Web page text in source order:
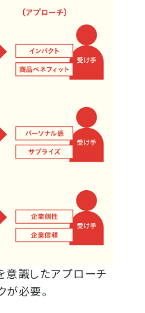
意識したアプローチ
が必要。